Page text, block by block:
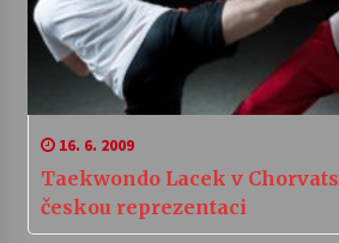
16. 6. 2009
Taekwondo Lacek v
českou reprezentaci